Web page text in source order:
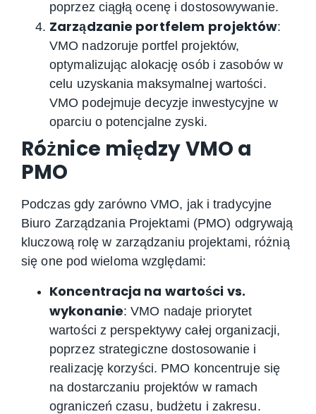
poprzez ciągłą ocenę i dostosowywanie.
Zarządzanie portfelem projektów:
VMO nadzoruje portfel projektów,
optymalizując alokację osób i zasobów w
celu uzyskania maksymalnej wartości.
VMO podejmuje decyzje inwestycyjne w
oparciu o potencjalne zyski.
Różnice między VMO a
PMO
Podczas gdy zarówno VMO, jak i tradycyjne
Biuro Zarządzania Projektami (PMO) odgrywają
kluczową rolę w zarządzaniu projektami, różnią
się one pod wieloma względami:
Koncentracja na wartości vs.
wykonanie: VMO nadaje priorytet
wartości z perspektywy całej organizacji,
poprzez strategiczne dostosowanie i
realizację korzyści. PMO koncentruje się
na dostarczaniu projektów w ramach
ograniczeń czasu, budżetu i zakresu.